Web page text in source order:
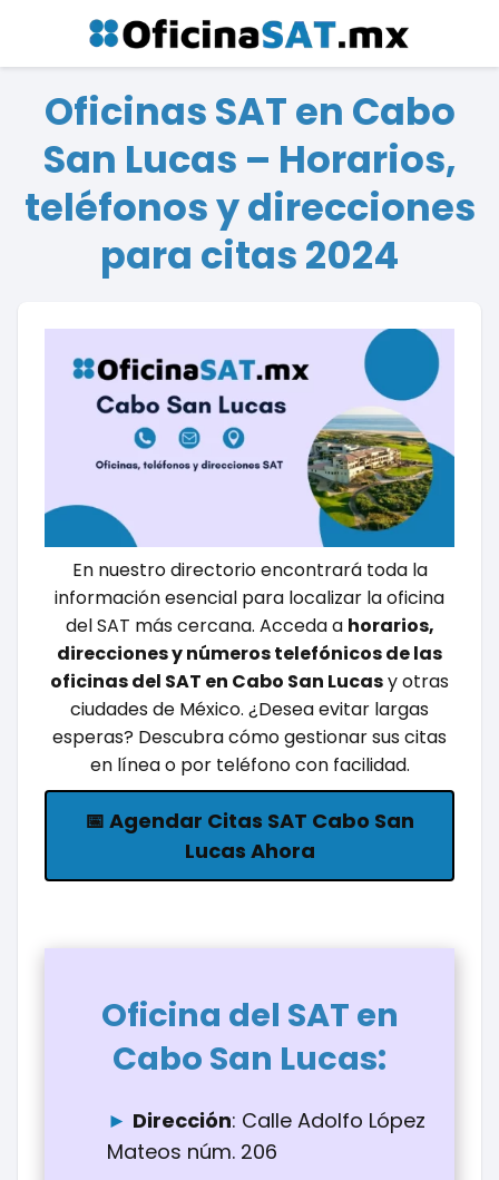
Oficinas SAT en Cabo
San Lucas – Horarios,
teléfonos y direcciones
para citas 2024
En nuestro directorio encontrará toda la
información esencial para localizar la oficina
del SAT más cercana. Acceda a horarios,
direcciones y números telefónicos de las
oficinas del SAT en Cabo San Lucasy otras
ciudades de México. ¿Desea evitar largas
esperas? Descubra cómo gestionar sus citas
en línea o por teléfono con facilidad.
📅 Agendar Citas SAT Cabo San
Lucas Ahora
Oficina del SAT en
Cabo San Lucas:
Dirección: Calle Adolfo López
Mateos núm. 206